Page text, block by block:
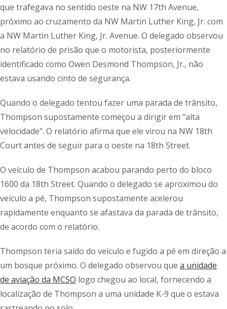
que trafegava no sentido oeste na NW 17th Avenue,
próximo ao cruzamento da NW Martin Luther King, Jr. com
a NW Martin Luther King, Jr. Avenue. O delegado observou
no relatório de prisão que o motorista, posteriormente
identificado como Owen Desmond Thompson, Jr., não
estava usando cinto de segurança.
Quando o delegado tentou fazer uma parada de trânsito,
Thompson supostamente começou a dirigir em “alta
velocidade”. O relatório afirma que ele virou na NW 18th
Court antes de seguir para o oeste na 18th Street.
O veículo de Thompson acabou parando perto do bloco
1600 da 18th Street. Quando o delegado se aproximou do
veículo a pé, Thompson supostamente acelerou
rapidamente enquanto se afastava da parada de trânsito,
de acordo com o relatório.
Thompson teria saído do veículo e fugido a pé em direção a
um bosque próximo. O delegado observou que a unidade
de aviação da MCSO logo chegou ao local, fornecendo a
localização de Thompson a uma unidade K-9 que o estava